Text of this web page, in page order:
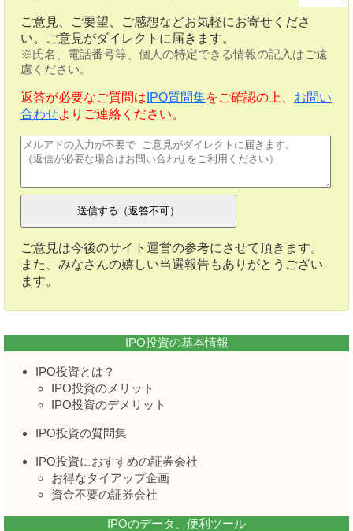
ご意見、ご要望、ご感想などお気軽にお寄せくださ
い。ご意見がダイレクトに届きます。
※氏名、電話番号等、個人の特定できる情報の記入はご遠
慮ください。
返答が必要なご質問は IPO質問集をご確認の上、 お問い
合わせよりご連絡ください。
ご意見は今後のサイト運営の参考にさせて頂きます。
また、みなさんの嬉しい当選報告もありがとうござい
ます。
IPO投資の基本情報
IPO投資とは？
IPO投資のメリット
IPO投資のデメリット
IPO投資の質問集
IPO投資におすすめの証券会社
お得なタイアップ企画
資金不要の証券会社
IPOのデータ、便利ツール